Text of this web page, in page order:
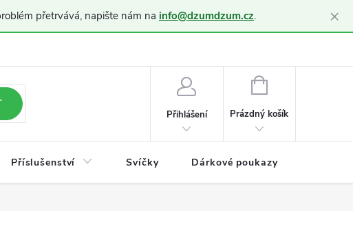
přetrvává, napište nám na info@dzumdzum.cz. ×
Přihlášení
NÁKUPNÍ
Prázdný košík
Příslušenství Svíčky Dárkové poukazy